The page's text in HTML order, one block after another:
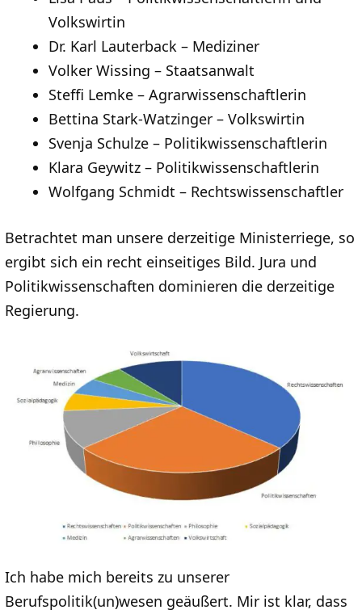
Volkswirtin
Dr. Karl Lauterback – Mediziner
Volker Wissing – Staatsanwalt
Steffi Lemke – Agrarwissenschaftlerin
Bettina Stark-Watzinger – Volkswirtin
Svenja Schulze – Politikwissenschaftlerin
Klara Geywitz – Politikwissenschaftlerin
Wolfgang Schmidt – Rechtswissenschaftler
Betrachtet man unsere derzeitige Ministerriege, so
ergibt sich ein recht einseitiges Bild. Jura und
Politikwissenschaften dominieren die derzeitige
Regierung.
Ich habe mich bereits zu unserer
Berufspolitik(un)wesen geäußert. Mir ist klar, dass